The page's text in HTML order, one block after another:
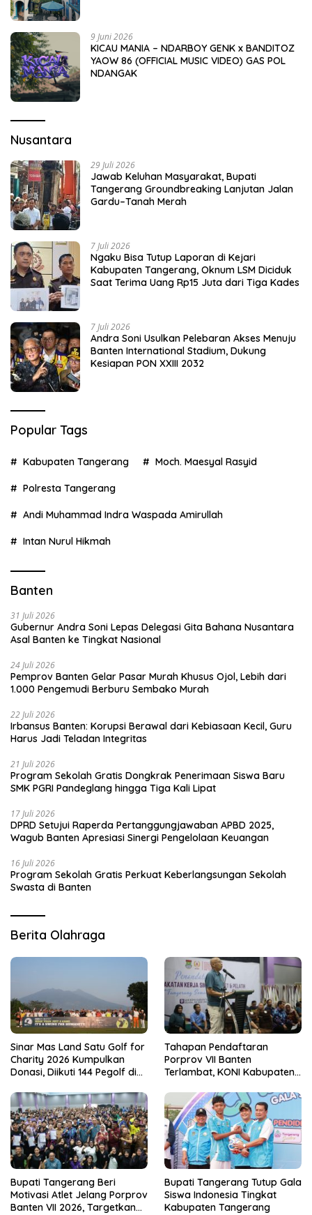
9 Juni 2026
KICAU MANIA – NDARBOY GENK x BANDITOZ
YAOW 86 (OFFICIAL MUSIC VIDEO) GAS POL
NDANGAK
Nusantara
29 Juli 2026
Jawab Keluhan Masyarakat, Bupati
Tangerang Groundbreaking Lanjutan Jalan
Gardu–Tanah Merah
7 Juli 2026
Ngaku Bisa Tutup Laporan di Kejari
Kabupaten Tangerang, Oknum LSM Diciduk
Saat Terima Uang Rp15 Juta dari Tiga Kades
7 Juli 2026
Andra Soni Usulkan Pelebaran Akses Menuju
Banten International Stadium, Dukung
Kesiapan PON XXIII 2032
Popular Tags
Kabupaten Tangerang Moch. Maesyal Rasyid
Polresta Tangerang
Andi Muhammad Indra Waspada Amirullah
Intan Nurul Hikmah
Banten
31 Juli 2026
Gubernur Andra Soni Lepas Delegasi Gita Bahana Nusantara
Asal Banten ke Tingkat Nasional
24 Juli 2026
Pemprov Banten Gelar Pasar Murah Khusus Ojol, Lebih dari
1.000 Pengemudi Berburu Sembako Murah
22 Juli 2026
Irbansus Banten: Korupsi Berawal dari Kebiasaan Kecil, Guru
Harus Jadi Teladan Integritas
21 Juli 2026
Program Sekolah Gratis Dongkrak Penerimaan Siswa Baru
SMK PGRI Pandeglang hingga Tiga Kali Lipat
17 Juli 2026
DPRD Setujui Raperda Pertanggungjawaban APBD 2025,
Wagub Banten Apresiasi Sinergi Pengelolaan Keuangan
16 Juli 2026
Program Sekolah Gratis Perkuat Keberlangsungan Sekolah
Swasta di Banten
Berita Olahraga
Sinar Mas Land Satu Golf for
Charity 2026 Kumpulkan
Donasi, Diikuti 144 Pegolf di
Tahapan Pendaftaran
Porprov VII Banten
Terlambat, KONI Kabupaten
Kesiapan Panitia
Bupati Tangerang Beri
Motivasi Atlet Jelang Porprov
Banten VII 2026, Targetkan
Bupati Tangerang Tutup Gala
Siswa Indonesia Tingkat
Kabupaten Tangerang